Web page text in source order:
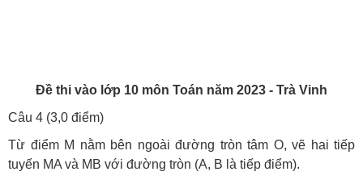
Đề thi vào lớp 10 môn Toán năm 2023 - Trà Vinh
Câu 4 (3,0 điểm)
Từ điểm M nằm bên ngoài đường tròn tâm O, vẽ hai tiếp
tuyến MA và MB với đường tròn (A, B là tiếp điểm).